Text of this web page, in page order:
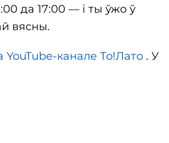
да 17:00 — і ты ўжо ў
вясны.
YouTube-канале То!Лато . У